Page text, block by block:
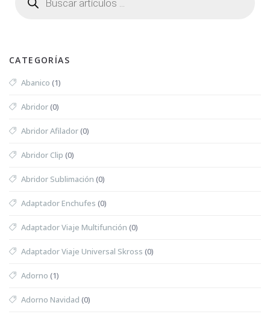
CATEGORÍAS
Abanico (1)
Abridor(0)
Abridor Afilador(0)
Abridor Clip (0)
Abridor Sublimación (0)
Adaptador Enchufes (0)
Adaptador Viaje Multifunción (0)
Adaptador Viaje Universal Skross (0)
Adorno (1)
Adorno Navidad (0)